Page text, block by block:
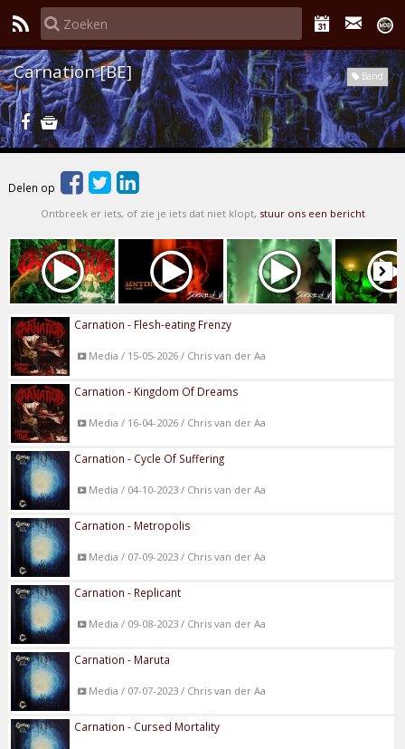
Band
Carnation [BE]
Delen op
Ontbreek er iets, of zie je iets dat niet klopt, stuur ons een bericht
Carnation - Flesh-eating Frenzy
Media / 15-05-2026 / Chris van der Aa
Carnation - Kingdom Of Dreams
Media / 16-04-2026 / Chris van der Aa
Carnation - Cycle Of Suffering
Media / 04-10-2023 / Chris van der Aa
Carnation - Metropolis
Media / 07-09-2023 / Chris van der Aa
Carnation - Replicant
Media / 09-08-2023 / Chris van der Aa
Carnation - Maruta
Media / 07-07-2023 / Chris van der Aa
Carnation - Cursed Mortality